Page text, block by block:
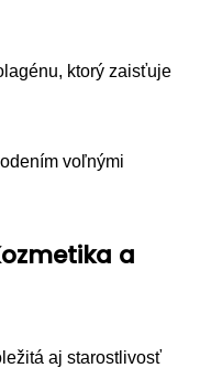
ktorý zaisťuje
voľnými
a
aj starostlivosť